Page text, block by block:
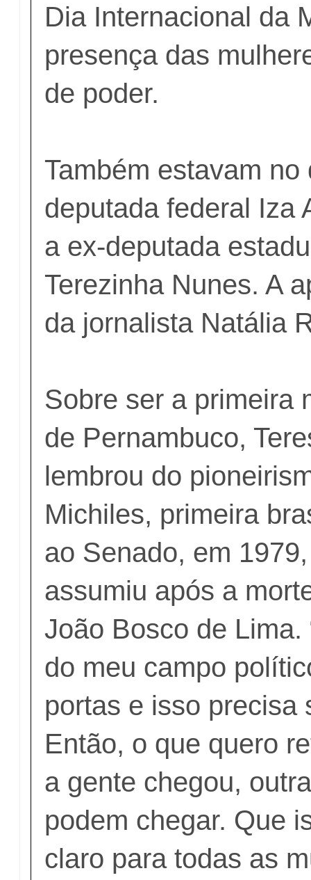
Dia Internacional da
presença das
de poder.
Também estavam no
deputada federal Iza
a ex-deputada
Terezinha Nunes. A
da jornalista Natália
Sobre ser a primeira
de Pernambuco,
lembrou do
Michiles, primeira
ao Senado, em
assumiu após a
João Bosco de Lima.
do meu campo
portas e isso precisa
Então, o que quero
a gente chegou,
podem chegar. Que
claro para todas as